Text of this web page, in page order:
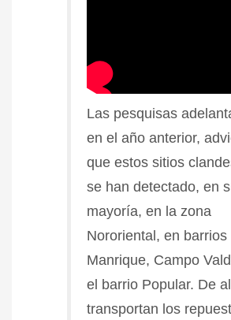
Las pesquisas
en el año anterior,
que estos sitios
se han detectado, en
mayoría, en la zona
Nororiental, en barrios
Manrique, Campo
el barrio Popular. De
transportan los